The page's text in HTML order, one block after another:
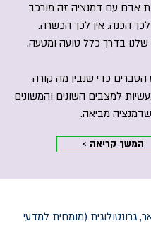
אדם עם דמנציה זה מורכב
לכך הכנה. אין לכך הכשרה.
שלנו בדרך כלל טועה ומטעה.
הסברים כדי שנבין מה קורה
למצבים השונים והמשונים
שדמנציה מביאה.
< המשך קריאה
גרונטולוגית (מומחית למדעי